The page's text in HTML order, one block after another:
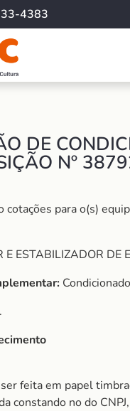
4383
DE
Nº
cotações para o(s)
ESTABILIZADOR DE
feita em papel
constando no do